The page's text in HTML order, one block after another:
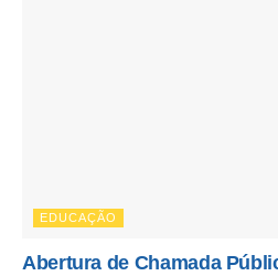
EDUCAÇÃO
Abertura de Chamada